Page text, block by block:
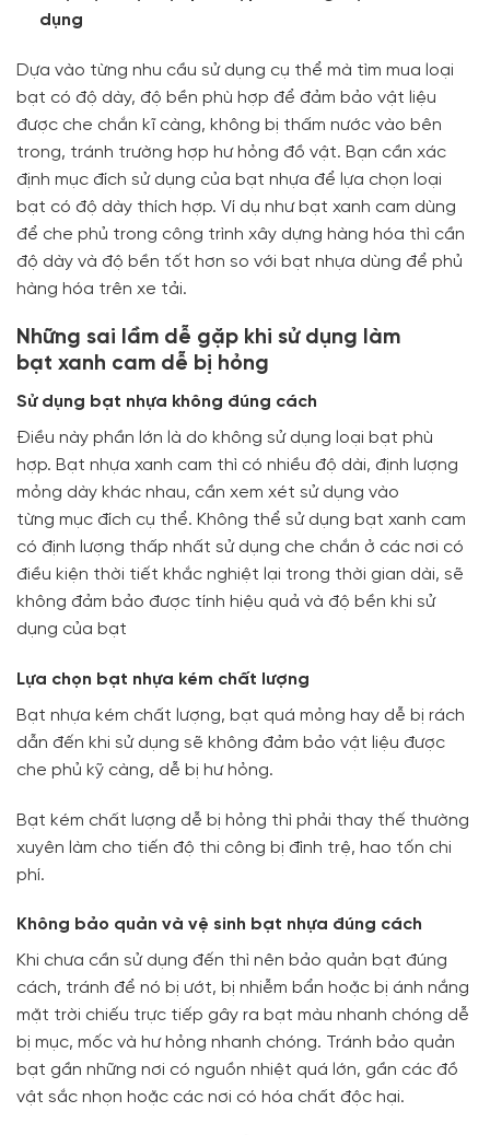
dụng
Dựa vào từng nhu cầu sử dụng cụ thể mà tìm mua loại
bạt có độ dày, độ bền phù hợp để đảm bảo vật liệu
được che chắn kĩ càng, không bị thấm nước vào bên
trong, tránh trường hợp hư hỏng đồ vật. Bạn cần xác
định mục đích sử dụng của bạt nhựa để lựa chọn loại
bạt có độ dày thích hợp. Ví dụ như bạt xanh cam dùng
để che phủ trong công trình xây dựng hàng hóa thì cần
độ dày và độ bền tốt hơn so với bạt nhựa dùng để phủ
hàng hóa trên xe tải.
Những sai lầm dễ gặp khi sử dụng làm
bạt xanh cam dễ bị hỏng
Sử dụng bạt nhựa không đúng cách
Điều này phần lớn là do không sử dụng loại bạt phù
hợp. Bạt nhựa xanh cam thì có nhiều độ dài, định lượng
mỏng dày khác nhau, cần xem xét sử dụng vào
từng mục đích cụ thể. Không thể sử dụng bạt xanh cam
có định lượng thấp nhất sử dụng che chắn ở các nơi có
điều kiện thời tiết khắc nghiệt lại trong thời gian dài, sẽ
không đảm bảo được tính hiệu quả và độ bền khi sử
dụng của bạt
Lựa chọn bạt nhựa kém chất lượng
Bạt nhựa kém chất lượng, bạt quá mỏng hay dễ bị rách
dẫn đến khi sử dụng sẽ không đảm bảo vật liệu được
che phủ kỹ càng, dễ bị hư hỏng.
Bạt kém chất lượng dễ bị hỏng thì phải thay thế thường
xuyên làm cho tiến độ thi công bị đình trệ, hao tốn chi
phí.
Không bảo quản và vệ sinh bạt nhựa đúng cách
Khi chưa cần sử dụng đến thì nên bảo quản bạt đúng
cách, tránh để nó bị ướt, bị nhiễm bẩn hoặc bị ánh nắng
mặt trời chiếu trực tiếp gây ra bạt màu nhanh chóng dễ
bị mục, mốc và hư hỏng nhanh chóng. Tránh bảo quản
bạt gần những nơi có nguồn nhiệt quá lớn, gần các đồ
vật sắc nhọn hoặc các nơi có hóa chất độc hại.